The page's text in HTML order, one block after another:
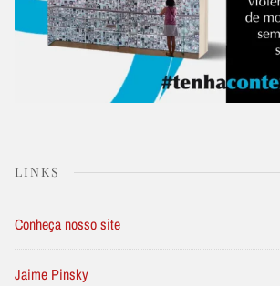
LINKS
Conheça nosso site
Jaime Pinsky